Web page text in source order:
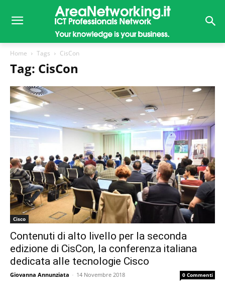
Home Tags CisCon
Tag: CisCon
Cisco
Contenuti di alto livello per la seconda
edizione di CisCon, la conferenza italiana
dedicata alle tecnologie Cisco
Giovanna Annunziata - 14 Novembre 2018 0 Commenti